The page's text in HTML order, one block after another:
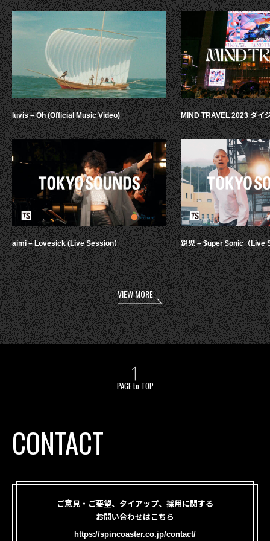
luvis – Oh (Official Music Video)
aimi – Lovesick (Live Session）
MIND TRAVEL 2023 ダイ
鋭児 – $uper $onic（Live
VIEW MORE
PAGE to TOP
CONTACT
ご意見・ご要望、タイアップ、採用に関する
お問い合わせはこちら
https://spincoaster.co.jp/contact/